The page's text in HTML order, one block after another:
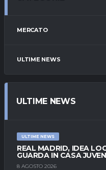
MERCATO
ULTIME NEWS
ULTIME NEWS
ULTIME NEWS
REAL MADRID, IDEA
GUARDA IN CASA
8 AGOSTO 2026